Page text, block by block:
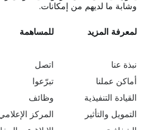
وشابة ما لديهم من إمكانات.
L
e
a
r
لمعرفة المزيد
نبذة عنا
أماكن عملنا
القيادة التنفيذية
التمويل والتأثير
G
o
b
e
للمساهمة
اتصل
تبرّعوا
وظائف
المركز